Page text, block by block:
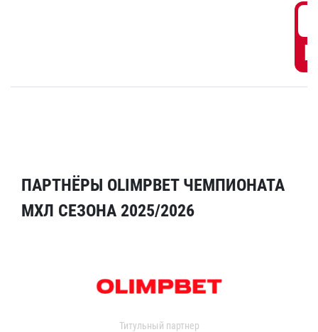
ПАРТНЁРЫ OLIMPBET ЧЕМПИОНАТА
МХЛ СЕЗОНА 2025/2026
Титульный партнер